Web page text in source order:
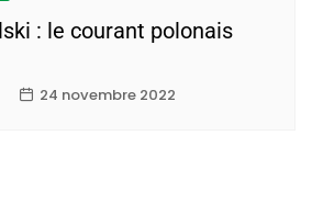
: le courant polonais
24 novembre 2022